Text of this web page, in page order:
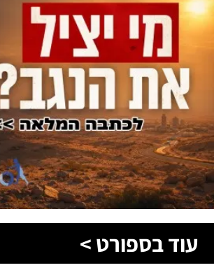
עוד בספורט >